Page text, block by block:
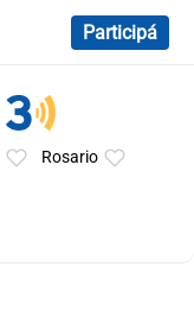
Participá
Rosario